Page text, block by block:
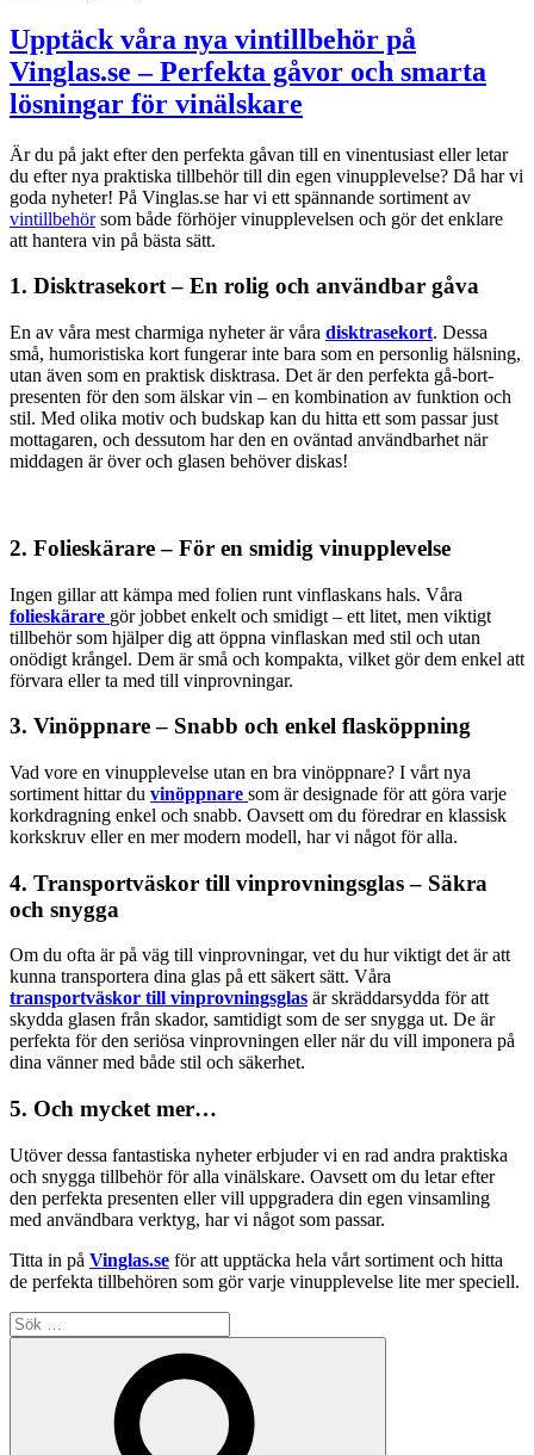
Upptäck våra nya vintillbehör på
Vinglas.se – Perfekta gåvor och smarta
lösningar för vinälskare
Är du på jakt efter den perfekta gåvan till en vinentusiast eller letar
du efter nya praktiska tillbehör till din egen vinupplevelse? Då har vi
goda nyheter! På Vinglas.se har vi ett spännande sortiment av
vintillbehörsom både förhöjer vinupplevelsen och gör det enklare
att hantera vin på bästa sätt.
1. Disktrasekort – En rolig och användbar gåva
En av våra mest charmiga nyheter är våra disktrasekort. Dessa
små, humoristiska kort fungerar inte bara som en personlig hälsning,
utan även som en praktisk disktrasa. Det är den perfekta gå-bort-
presenten för den som älskar vin – en kombination av funktion och
stil. Med olika motiv och budskap kan du hitta ett som passar just
mottagaren, och dessutom har den en oväntad användbarhet när
middagen är över och glasen behöver diskas!
2. Folieskärare – För en smidig vinupplevelse
Ingen gillar att kämpa med folien runt vinflaskans hals. Våra
folieskärare gör jobbet enkelt och smidigt – ett litet, men viktigt
tillbehör som hjälper dig att öppna vinflaskan med stil och utan
onödigt krångel. Dem är små och kompakta, vilket gör dem enkel att
förvara eller ta med till vinprovningar.
3. Vinöppnare – Snabb och enkel flasköppning
Vad vore en vinupplevelse utan en bra vinöppnare? I vårt nya
sortiment hittar du vinöppnare som är designade för att göra varje
korkdragning enkel och snabb. Oavsett om du föredrar en klassisk
korkskruv eller en mer modern modell, har vi något för alla.
4. Transportväskor till vinprovningsglas – Säkra
och snygga
Om du ofta är på väg till vinprovningar, vet du hur viktigt det är att
kunna transportera dina glas på ett säkert sätt. Våra
transportväskor till vinprovningsglas är skräddarsydda för att
skydda glasen från skador, samtidigt som de ser snygga ut. De är
perfekta för den seriösa vinprovningen eller när du vill imponera på
dina vänner med både stil och säkerhet.
5. Och mycket mer…
Utöver dessa fantastiska nyheter erbjuder vi en rad andra praktiska
och snygga tillbehör för alla vinälskare. Oavsett om du letar efter
den perfekta presenten eller vill uppgradera din egen vinsamling
med användbara verktyg, har vi något som passar.
Titta in på Vinglas.se för att upptäcka hela vårt sortiment och hitta
de perfekta tillbehören som gör varje vinupplevelse lite mer speciell.
Sök
efter: